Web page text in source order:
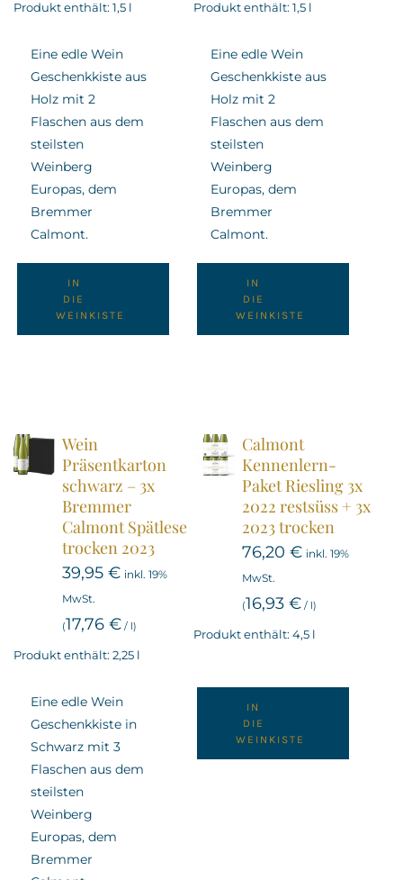
Produkt enthält: 1,5 l
Eine edle Wein
Geschenkkiste aus
Holz mit 2
Flaschen aus dem
steilsten
Weinberg
Europas, dem
Bremmer
Calmont.
IN
DIE
WEINKISTE
Produkt enthält: 1,5 l
Eine edle Wein
Geschenkkiste aus
Holz mit 2
Flaschen aus dem
steilsten
Weinberg
Europas, dem
Bremmer
Calmont.
IN
DIE
WEINKISTE
Wein
Präsentkarton
schwarz – 3x
Bremmer
Calmont Spätlese
trocken 2023
39,95 € inkl. 19%
MwSt.
(17,76 €/ l)
Produkt enthält: 2,25 l
Eine edle Wein
Geschenkkiste in
Schwarz mit 3
Flaschen aus dem
steilsten
Weinberg
Europas, dem
Bremmer
Calmont
Kennenlern-
Paket Riesling 3x
2022 restsüss + 3x
2023 trocken
76,20 € inkl. 19%
MwSt.
(16,93 €/ l)
Produkt enthält: 4,5 l
IN
DIE
WEINKISTE